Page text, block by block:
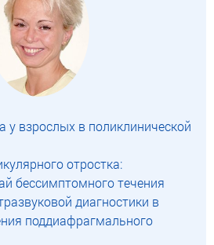
у взрослых в поликлинической
отростка:
бессимптомного течения
диагностики в
поддиафрагмального